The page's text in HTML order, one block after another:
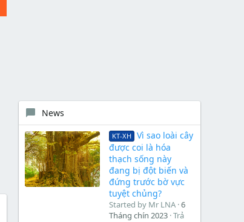
News
KT-XH
Vì sao loài cây
được coi là hóa
thạch sống này
đang bị đột biến và
đứng trước bờ vực
tuyệt chủng?
Started by Mr LNA 6
Tháng chín 2023 Trả